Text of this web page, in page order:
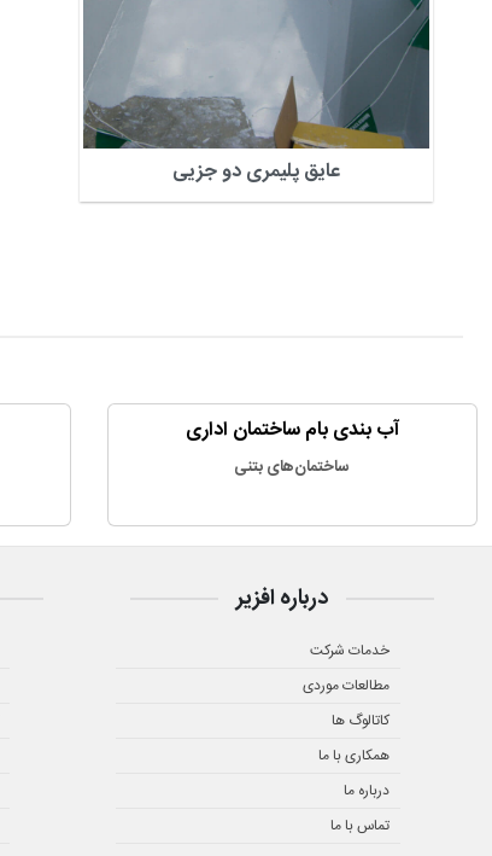
عایق پلیمری دو جزیی
آب بندی بام ساختمان اداری
ساختمان‌های بتنی
درباره افزیر
خدمات شرکت
مطالعات موردی
کاتالوگ ها
همکاری با ما
درباره ما
تماس با ما